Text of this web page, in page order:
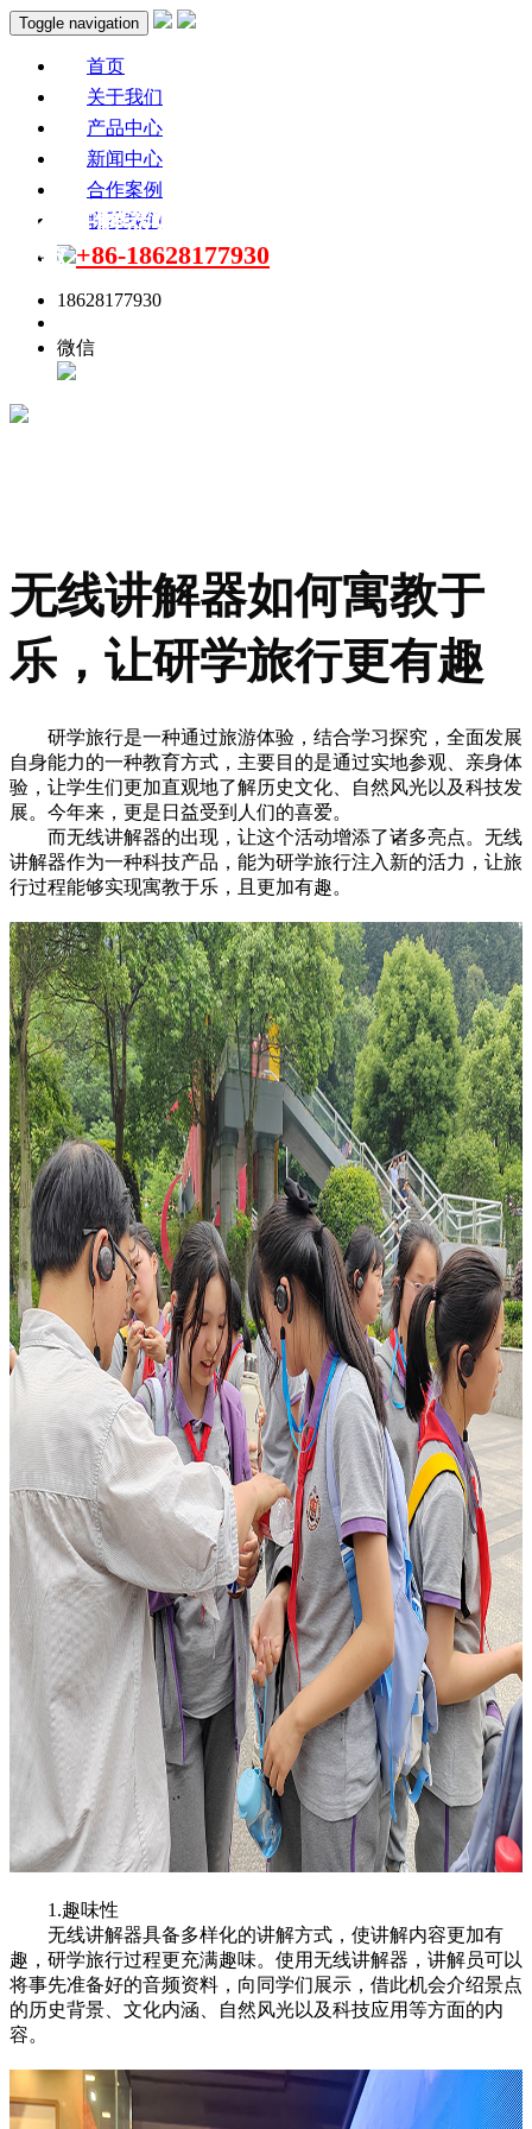
Toggle navigation
首页
关于我们
产品中心
新闻中心
合作案例
联系我们
+86-18628177930
18628177930
微信
无线讲解器如何寓教于乐，让研学旅行更
有趣
无线讲解器如何寓教于
乐，让研学旅行更有趣
研学旅行是一种通过旅游体验，结合学习探究，全面发展
自身能力的一种教育方式，主要目的是通过实地参观、亲身体
验，让学生们更加直观地了解历史文化、自然风光以及科技发
展。今年来，更是日益受到人们的喜爱。
而无线讲解器的出现，让这个活动增添了诸多亮点。无线
讲解器作为一种科技产品，能为研学旅行注入新的活力，让旅
行过程能够实现寓教于乐，且更加有趣。
1.趣味性
无线讲解器具备多样化的讲解方式，使讲解内容更加有
趣，研学旅行过程更充满趣味。使用无线讲解器，讲解员可以
将事先准备好的音频资料，向同学们展示，借此机会介绍景点
的历史背景、文化内涵、自然风光以及科技应用等方面的内
容。